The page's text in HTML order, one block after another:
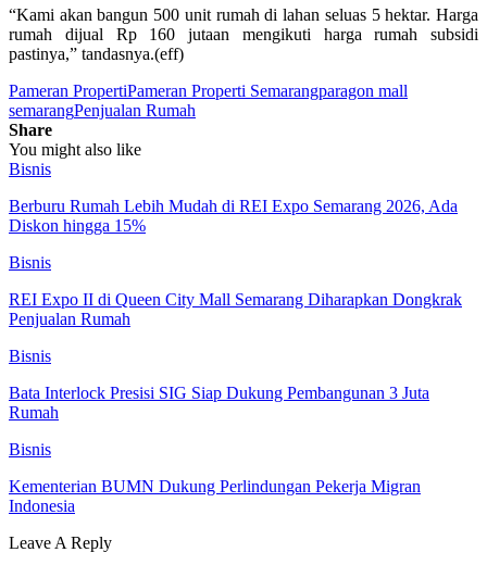
“Kami akan bangun 500 unit rumah di lahan seluas 5 hektar. Harga
rumah dijual Rp 160 jutaan mengikuti harga rumah subsidi
pastinya,” tandasnya.(eff)
Pameran PropertiPameran Properti Semarangparagon mall
semarangPenjualan Rumah
Share
You might also like
Bisnis
Berburu Rumah Lebih Mudah di REI Expo Semarang 2026, Ada
Diskon hingga 15%
Bisnis
REI Expo II di Queen City Mall Semarang Diharapkan Dongkrak
Penjualan Rumah
Bisnis
Bata Interlock Presisi SIG Siap Dukung Pembangunan 3 Juta
Rumah
Bisnis
Kementerian BUMN Dukung Perlindungan Pekerja Migran
Indonesia
Leave A Reply